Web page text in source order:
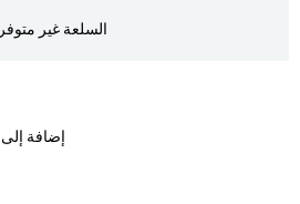
السلعة غير متوفر
إضافة